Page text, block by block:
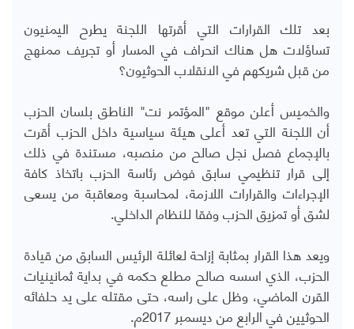
بعد تلك القرارات التي أقرتها اللجنة يطرح اليمنيون
تساؤلات هل هناك انحراف في المسار أو تجريف ممنهج
من قبل شريكهم في الانقلاب الحوثيون؟
والخميس أعلن موقع "المؤتمر نت" الناطق بلسان الحزب
أن اللجنة التي تعد أعلى هيئة سياسية داخل الحزب أقرت
بالإجماع فصل نجل صالح من منصبه، مستندة في ذلك
إلى قرار تنظيمي سابق فوض رئاسة الحزب باتخاذ كافة
الإجراءات والقرارات اللازمة، لمحاسبة ومعاقبة من يسعى
لشق أو تمزيق الحزب وفقا للنظام الداخلي.
ويعد هذا القرار بمثابة إزاحة لعائلة الرئيس السابق من قيادة
الحزب، الذي اسسه صالح مطلع حكمه في بداية ثمانينيات
القرن الماضي، وظل على راسه، حتى مقتله على يد حلفائه
الحوثيين في الرابع من ديسمبر 2017م.